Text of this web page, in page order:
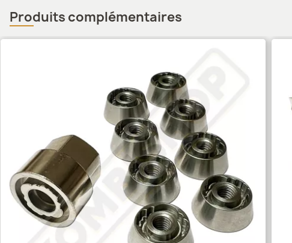
Produits complémentaires